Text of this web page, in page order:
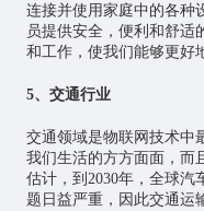
连接并使用家庭中的各种
员提供安全，便利和舒适
和工作，使我们能够更好
5、交通行业
交通领域是物联网技术中
我们生活的方方面面，而
估计，到2030年，全球汽
题日益严重，因此交通运